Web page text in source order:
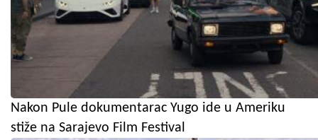
Nakon Pule dokumentarac Yugo ide u Ameriku
stiže na Sarajevo Film Festival